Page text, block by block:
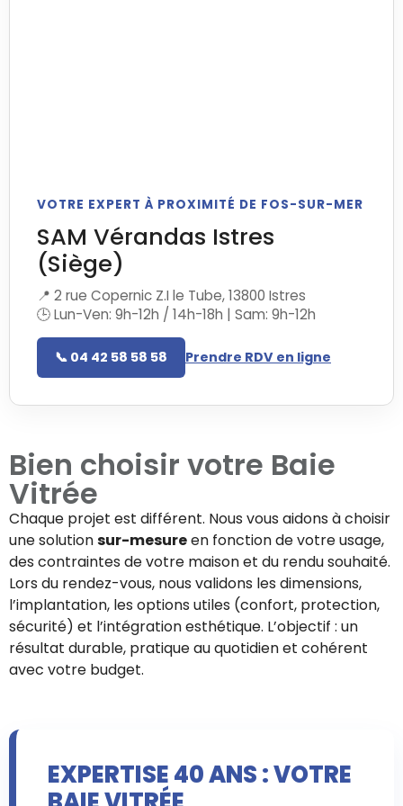
VOTRE EXPERT À PROXIMITÉ DE FOS-SUR-MER
SAM Vérandas Istres
(Siège)
📍 2 rue Copernic Z.I le Tube, 13800 Istres
🕒 Lun-Ven: 9h-12h / 14h-18h | Sam: 9h-12h
📞 04 42 58 58 58 Prendre RDV en ligne
Bien choisir votre Baie
Vitrée
Chaque projet est différent. Nous vous aidons à choisir
une solutionsur-mesureen fonction de votre usage,
des contraintes de votre maison et du rendu souhaité.
Lors du rendez-vous, nous validons les dimensions,
l’implantation, les options utiles (confort, protection,
sécurité) et l’intégration esthétique. L’objectif : un
résultat durable, pratique au quotidien et cohérent
avec votre budget.
EXPERTISE 40 ANS : VOTRE